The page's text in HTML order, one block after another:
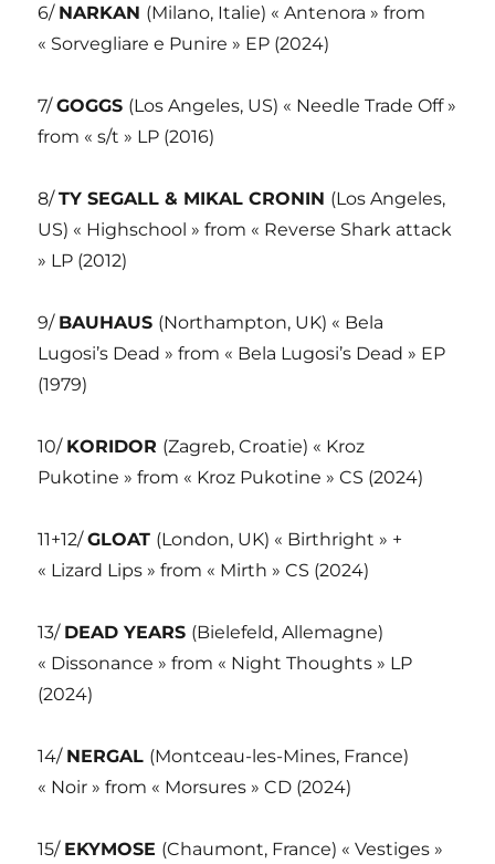
6/ NARKAN (Milano, Italie) « Antenora » from
« Sorvegliare e Punire » EP (2024)
7/GOGGS (Los Angeles, US) « Needle Trade Off »
from « s/t » LP (2016)
8/TY SEGALL & MIKAL CRONIN (Los Angeles,
US) « Highschool » from « Reverse Shark attack
» LP (2012)
9/ BAUHAUS (Northampton, UK) « Bela
Lugosi’s Dead » from « Bela Lugosi’s Dead » EP
(1979)
10/ KORIDOR (Zagreb, Croatie) « Kroz
Pukotine » from « Kroz Pukotine » CS (2024)
11+12/GLOAT (London, UK) « Birthright » +
« Lizard Lips » from « Mirth » CS (2024)
13/ DEAD YEARS (Bielefeld, Allemagne)
« Dissonance » from « Night Thoughts » LP
(2024)
14/ NERGAL (Montceau-les-Mines, France)
« Noir » from « Morsures » CD (2024)
15/ EKYMOSE (Chaumont, France) « Vestiges »